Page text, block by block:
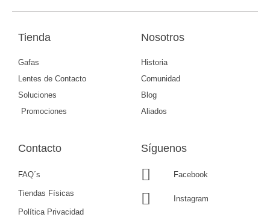
Tienda
Gafas
Lentes de Contacto
Soluciones
Promociones
Nosotros
Historia
Comunidad
Blog
Aliados
Contacto
FAQ´s
Tiendas Físicas
Política Privacidad
Síguenos
Facebook
Instagram